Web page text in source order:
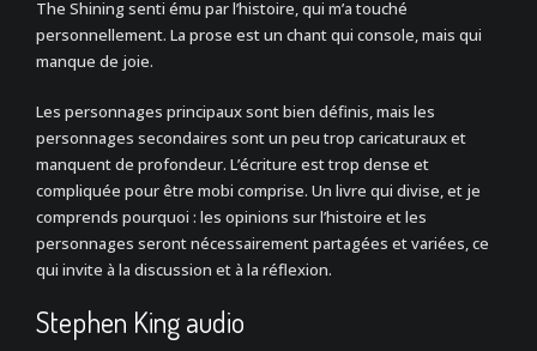
The Shining senti ému par l’histoire, qui m’a touché
personnellement. La prose est un chant qui console, mais qui
manque de joie.
Les personnages principaux sont bien définis, mais les
personnages secondaires sont un peu trop caricaturaux et
manquent de profondeur. L’écriture est trop dense et
compliquée pour être mobi comprise. Un livre qui divise, et je
comprends pourquoi : les opinions sur l’histoire et les
personnages seront nécessairement partagées et variées, ce
qui invite à la discussion et à la réflexion.
Stephen King audio